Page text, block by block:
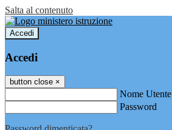
Salta al contenuto
Accedi
Accedi
button close ×
Nome Utente
Password